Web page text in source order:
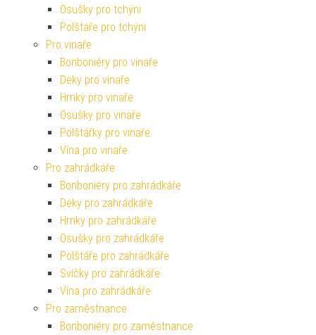
Osušky pro tchýni
Polštáře pro tchýni
Pro vinaře
Bonboniéry pro vinaře
Deky pro vinaře
Hrnky pro vinaře
Osušky pro vinaře
Polštářky pro vinaře
Vína pro vinaře
Pro zahrádkáře
Bonboniéry pro zahrádkáře
Deky pro zahrádkáře
Hrnky pro zahrádkáře
Osušky pro zahrádkáře
Polštáře pro zahrádkáře
Svíčky pro zahrádkáře
Vína pro zahrádkáře
Pro zaměstnance
Bonboniéry pro zaměstnance